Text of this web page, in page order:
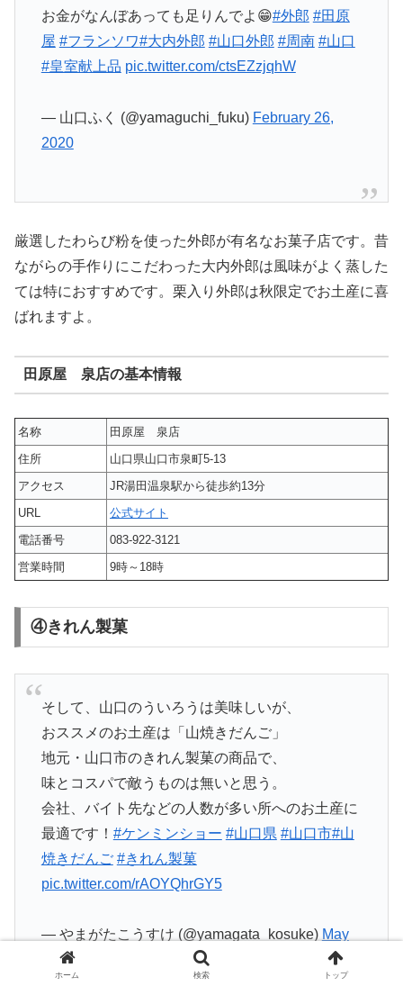
お金がなんぼあっても足りんでよ😁#外郎 #田原
屋 #フランソワ#大内外郎 #山口外郎 #周南 #山口
#皇室献上品 pic.twitter.com/ctsEZzjqhW
— 山口ふく (@yamaguchi_fuku) February 26,
2020
厳選したわらび粉を使った外郎が有名なお菓子店です。昔
ながらの手作りにこだわった大内外郎は風味がよく蒸した
ては特におすすめです。栗入り外郎は秋限定でお土産に喜
ばれますよ。
田原屋 泉店の基本情報
名称
田原屋 泉店
住所
山口県山口市泉町5-13
アクセス
JR湯田温泉駅から徒歩約13分
URL
公式サイト
電話番号
083-922-3121
営業時間
9時～18時
④きれん製菓
そして、山口のういろうは美味しいが、
おススメのお土産は「山焼きだんご」
地元・山口市のきれん製菓の商品で、
味とコスパで敵うものは無いと思う。
会社、バイト先などの人数が多い所へのお土産に
最適です！ #ケンミンショー #山口県 #山口市#山
焼きだんご #きれん製菓
pic.twitter.com/rAOYQhrGY5
— やまがたこうすけ (@yamagata_kosuke) May
3, 2018
ホーム 検索 トップ